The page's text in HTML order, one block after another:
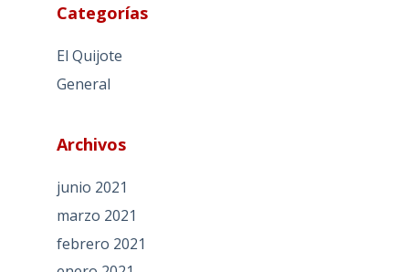
Categorías
El Quijote
General
Archivos
junio 2021
marzo 2021
febrero 2021